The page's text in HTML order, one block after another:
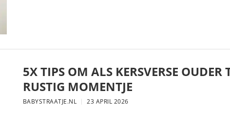
5X TIPS OM ALS KERSVERSE OUDER
RUSTIG MOMENTJE
BABYSTRAATJE.NL 23 APRIL 2026